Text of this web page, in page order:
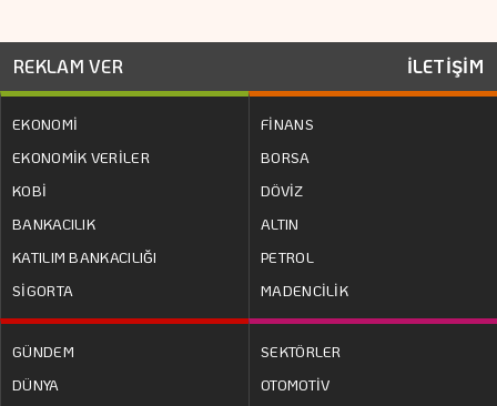
REKLAM VER İLETİŞİM
EKONOMİ
EKONOMİK VERİLER
KOBİ
BANKACILIK
KATILIM BANKACILIĞI
SİGORTA
FİNANS
BORSA
DÖVİZ
ALTIN
PETROL
MADENCİLİK
GÜNDEM
DÜNYA
SEKTÖRLER
OTOMOTİV